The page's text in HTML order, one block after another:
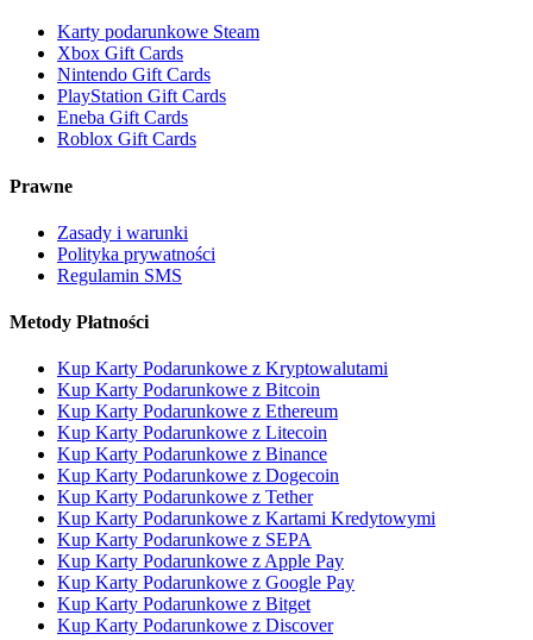
Karty podarunkowe Steam
Xbox Gift Cards
Nintendo Gift Cards
PlayStation Gift Cards
Eneba Gift Cards
Roblox Gift Cards
Prawne
Zasady i warunki
Polityka prywatności
Regulamin SMS
Metody Płatności
Kup Karty Podarunkowe z Kryptowalutami
Kup Karty Podarunkowe z Bitcoin
Kup Karty Podarunkowe z Ethereum
Kup Karty Podarunkowe z Litecoin
Kup Karty Podarunkowe z Binance
Kup Karty Podarunkowe z Dogecoin
Kup Karty Podarunkowe z Tether
Kup Karty Podarunkowe z Kartami Kredytowymi
Kup Karty Podarunkowe z SEPA
Kup Karty Podarunkowe z Apple Pay
Kup Karty Podarunkowe z Google Pay
Kup Karty Podarunkowe z Bitget
Kup Karty Podarunkowe z Discover